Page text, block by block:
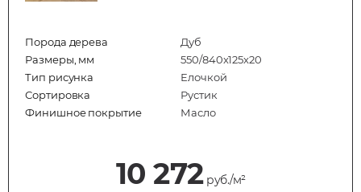
Порода дерева
Дуб
Размеры, мм
550/840x125x20
Тип рисунка
Елочкой
Сортировка
Рустик
Финишное покрытие
Масло
10 272руб./м²